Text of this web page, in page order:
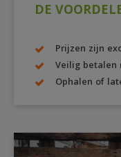
DE
Prijzen zijn
Veilig betalen
Ophalen of